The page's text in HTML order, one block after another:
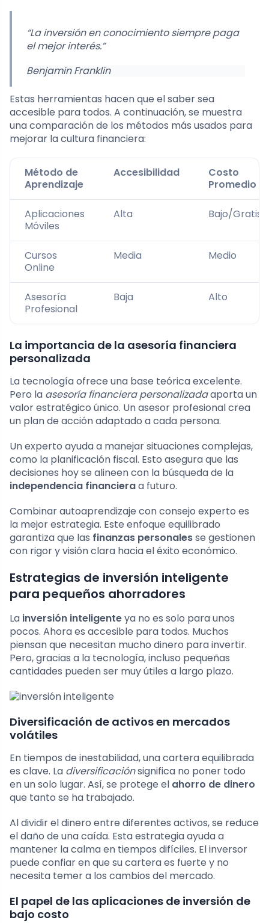
“La inversión en conocimiento siempre paga
el mejor interés.”
Benjamin Franklin
Estas herramientas hacen que el saber sea
accesible para todos. A continuación, se muestra
una comparación de los métodos más usados para
mejorar la cultura financiera:
Método de
Aprendizaje
Accesibilidad
Costo
Promedio
Aplicaciones
Móviles
Alta Bajo/Gratis
Cursos
Online
Media Medio
Asesoría
Profesional
Baja Alto
La importancia de la asesoría financiera
personalizada
La tecnología ofrece una base teórica excelente.
Pero la asesoría financiera personalizadaaporta un
valor estratégico único. Un asesor profesional crea
un plan de acción adaptado a cada persona.
Un experto ayuda a manejar situaciones complejas,
como la planificación fiscal. Esto asegura que las
decisiones hoy se alineen con la búsqueda de la
independencia financieraa futuro.
Combinar autoaprendizaje con consejo experto es
la mejor estrategia. Este enfoque equilibrado
garantiza que las finanzas personalesse gestionen
con rigor y visión clara hacia el éxito económico.
Estrategias de inversión inteligente
para pequeños ahorradores
La inversión inteligenteya no es solo para unos
pocos. Ahora es accesible para todos. Muchos
piensan que necesitan mucho dinero para invertir.
Pero, gracias a la tecnología, incluso pequeñas
cantidades pueden ser muy útiles a largo plazo.
Diversificación de activos en mercados
volátiles
En tiempos de inestabilidad, una cartera equilibrada
es clave. La diversificaciónsignifica no poner todo
en un solo lugar. Así, se protege el ahorro de dinero
que tanto se ha trabajado.
Al dividir el dinero entre diferentes activos, se reduce
el daño de una caída. Esta estrategia ayuda a
mantener la calma en tiempos difíciles. El inversor
puede confiar en que su cartera es fuerte y no
necesita temer a los cambios del mercado.
El papel de las aplicaciones de inversión de
bajo costo